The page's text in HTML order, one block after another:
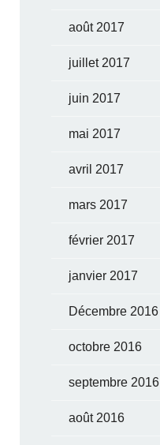
août 2017
juillet 2017
juin 2017
mai 2017
avril 2017
mars 2017
février 2017
janvier 2017
Décembre 2016
octobre 2016
septembre 2016
août 2016